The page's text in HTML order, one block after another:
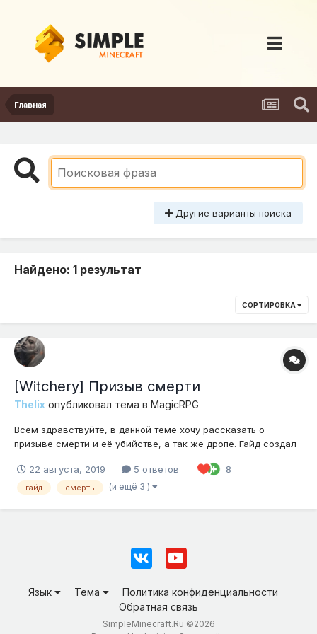
Главная
Другие варианты поиска
Найдено: 1 результат
СОРТИРОВКА
[Witchery] Призыв смерти
Thelix опубликовал тема в MagicRPG
Всем здравствуйте, в данной теме хочу рассказать о
призыве смерти и её убийстве, а так же дропе. Гайд создал
потребуется белый круг 11на11 (7на7 и 15на15 для красоты)
6000 энергии алтаря и 15 духов (Баньши, полтергейсты и
22 августа, 2019 5 ответов 8
гайд смерть (и ещё 3 )
Язык Тема
Политика конфиденциальности
Обратная связь
SimpleMinecraft.Ru ©2026